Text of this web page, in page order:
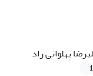
پهلوانی راد
1